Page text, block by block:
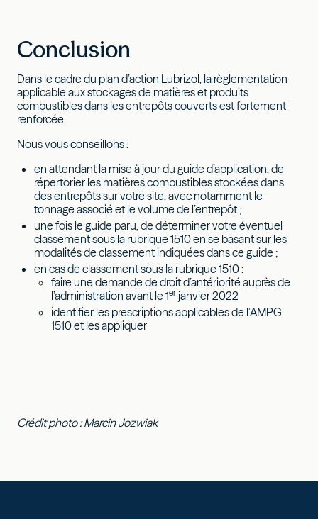
Conclusion
Dans le cadre du plan d’action Lubrizol, la règlementation
applicable aux stockages de matières et produits
combustibles dans les entrepôts couverts est fortement
renforcée.
Nous vous conseillons :
en attendant la mise à jour du guide d’application, de
répertorier les matières combustibles stockées dans
des entrepôts sur votre site, avec notamment le
tonnage associé et le volume de l’entrepôt ;
une fois le guide paru, de déterminer votre éventuel
classement sous la rubrique 1510 en se basant sur les
modalités de classement indiquées dans ce guide ;
en cas de classement sous la rubrique 1510 :
faire une demande de droit d’antériorité auprès de
l’administration avant le 1er janvier 2022
identifier les prescriptions applicables de l’AMPG
1510 et les appliquer
Crédit photo : Marcin Jozwiak